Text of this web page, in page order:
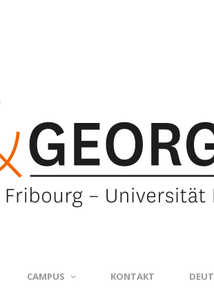
CAMPUS KONTAKT